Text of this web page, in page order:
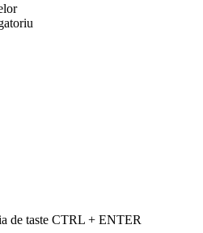
de taste CTRL + ENTER